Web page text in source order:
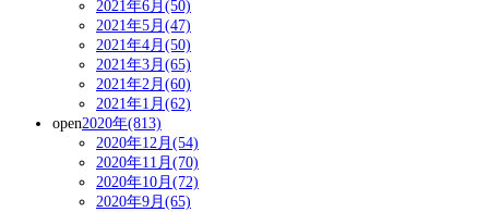
2021年6月(50)
2021年5月(47)
2021年4月(50)
2021年3月(65)
2021年2月(60)
2021年1月(62)
open2020年(813)
2020年12月(54)
2020年11月(70)
2020年10月(72)
2020年9月(65)